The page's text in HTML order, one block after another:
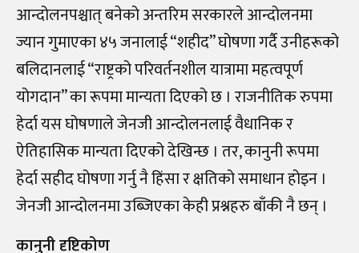
आन्दोलनपश्चात् बनेको अन्तरिम सरकारले आन्दोलनमा
ज्यान गुमाएका ४५ जनालाई “शहीद” घोषणा गर्दै उनीहरूको
बलिदानलाई “राष्ट्रको परिवर्तनशील यात्रामा महत्वपूर्ण
योगदान” का रूपमा मान्यता दिएको छ । राजनीतिक रुपमा
हेर्दा यस घोषणाले जेनजी आन्दोलनलाई वैधानिक र
ऐतिहासिक मान्यता दिएको देखिन्छ । तर, कानुनी रूपमा
हेर्दा सहीद घोषणा गर्नु नै हिंसा र क्षतिको समाधान होइन ।
जेनजी आन्दोलनमा उब्जिएका केही प्रश्नहरु बाँकी नै छन् ।
कानुनी दृष्टिकोण